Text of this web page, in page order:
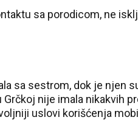
sa porodicom, ne
sa sestrom, dok je njen
nije imala nikakvih
uslovi korišćenja